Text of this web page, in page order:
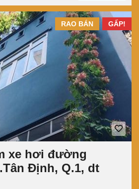
GẤP!
RAO BÁN
xe hơi đường
Định, Q.1, dt